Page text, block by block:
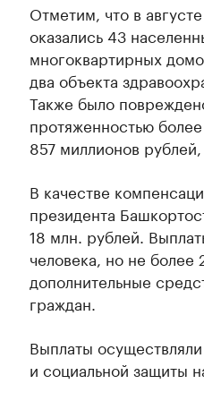
Отметим, что в
оказались 43
многоквартирных
два объекта
Также было
протяженностью
857 миллионов
В качестве
президента
18 млн. рублей.
человека, но не более
дополнительные
граждан.
Выплаты
и социальной защиты